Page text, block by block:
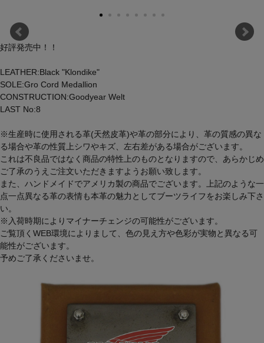
好評発売中！！
LEATHER:Black "Klondike"
SOLE:Gro Cord Medallion
CONSTRUCTION:Goodyear Welt
LAST No:8
※生産時に使用される革(天然皮革)や革の部分により、革の質感の異な
る場合や革の性質上シワやキズ、左右差がある場合がございます。
これは不良品ではなく商品の特性上のものとなりますので、あらかじめ
ご了承のうえご注文いただきますようお願い致します。
また、ハンドメイドでアメリカ製の商品でございます。上記のような一
点一点異なる革の表情も本革の魅力としてブーツライフをお楽しみ下さ
い。
※入荷時期によりマイナーチェンジの可能性がございます。
ご覧頂くWEB環境によりまして、色の見え方や色彩が実物と異なる可
能性がございます。
予めご了承くださいませ。